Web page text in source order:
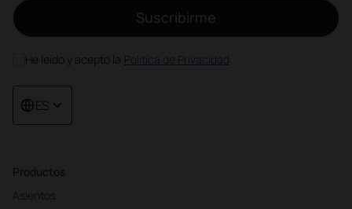
Productos
Asientos
Suscribirme
He leído y acepto la Política de Privacidad
ES